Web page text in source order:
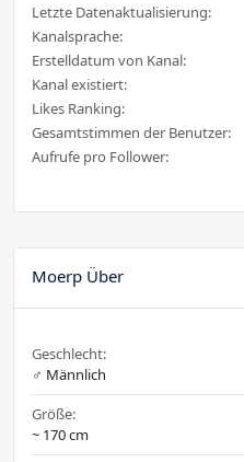
Letzte Datenaktualisierung:
Kanalsprache:
Erstelldatum von Kanal:
Kanal existiert:
Likes Ranking:
Gesamtstimmen der Benutzer:
Aufrufe pro Follower:
Moerp Über
Geschlecht:
♂️ Männlich
Größe:
~ 170 cm